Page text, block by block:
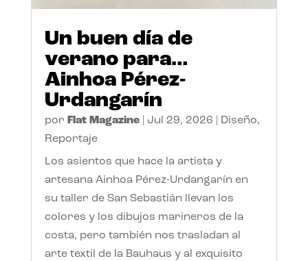
Un buen día de
verano para…
Ainhoa Pérez-
Urdangarín
por Flat Magazine| Jul 29, 2026 Diseño,
Reportaje
Los asientos que hace la artista y
artesana Ainhoa Pérez-Urdangarín en
su taller de San Sebastián llevan los
colores y los dibujos marineros de la
costa, pero también nos trasladan al
arte textil de la Bauhaus y al exquisito